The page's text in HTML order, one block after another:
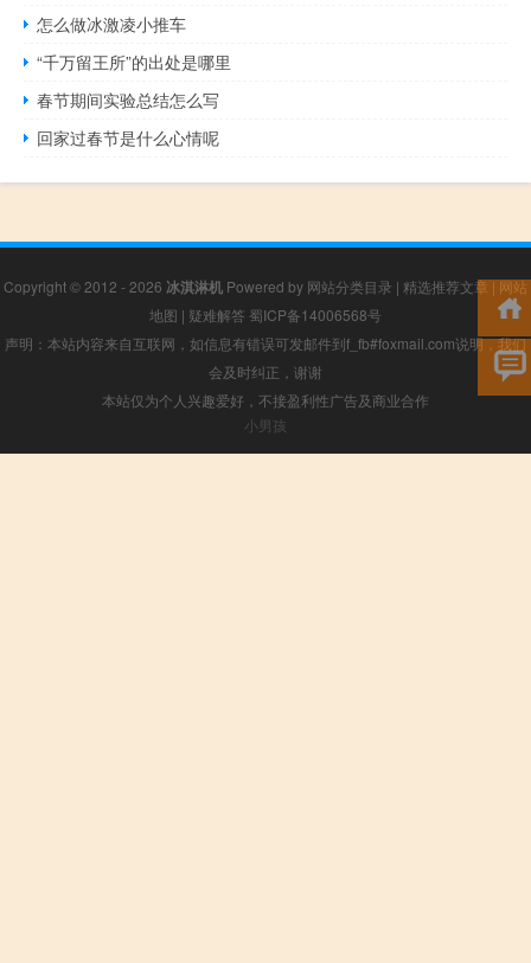
怎么做冰激凌小推车
“千万留王所”的出处是哪里
春节期间实验总结怎么写
回家过春节是什么心情呢
Copyright © 2012 - 2026 冰淇淋机 Powered by 网站分类目录 | 精选推荐文章|网站
地图 | 疑难解答 蜀ICP备14006568号
声明：本站内容来自互联网，如信息有错误可发邮件到f_fb#foxmail.com说明，我们
会及时纠正，谢谢
本站仅为个人兴趣爱好，不接盈利性广告及商业合作
小男孩